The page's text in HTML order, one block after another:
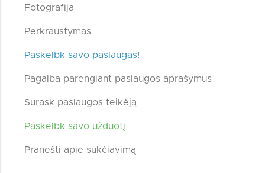
Fotografija
Perkraustymas
Paskelbk savo paslaugas!
Pagalba parengiant paslaugos aprašymus
Surask paslaugos teikėją
Paskelbk savo užduotį
Pranešti apie sukčiavimą